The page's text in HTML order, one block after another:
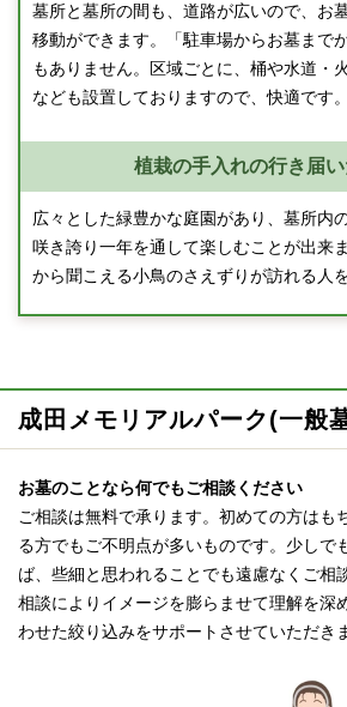
墓所と墓所の間も、道路が広いので、お
移動ができます。「駐車場からお墓まで
もありません。区域ごとに、桶や水道・
なども設置しておりますので、快適です。
植栽の手入れの行き届
広々とした緑豊かな庭園があり、墓所内
咲き誇り一年を通して楽しむことが出来
から聞こえる小鳥のさえずりが訪れる人
成田メモリアルパーク(一般
お墓のことなら何でもご相談ください
ご相談は無料で承ります。初めての方はも
る方でもご不明点が多いものです。少しで
ば、些細と思われることでも遠慮なくご相
相談によりイメージを膨らませて理解を深
わせた絞り込みをサポートさせていただき